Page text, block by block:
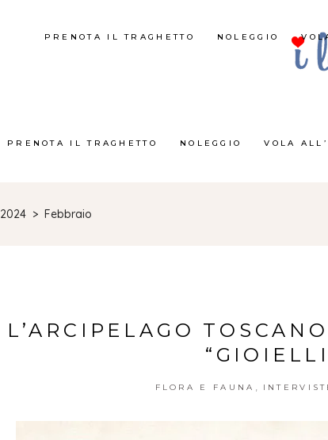
PRENOTA IL TRAGHETTO NOLEGGIO VOLA
PRENOTA IL TRAGHETTO NOLEGGIO
2024 > Febbraio
L’ARCIPELAGO
FLORA E FAUNA